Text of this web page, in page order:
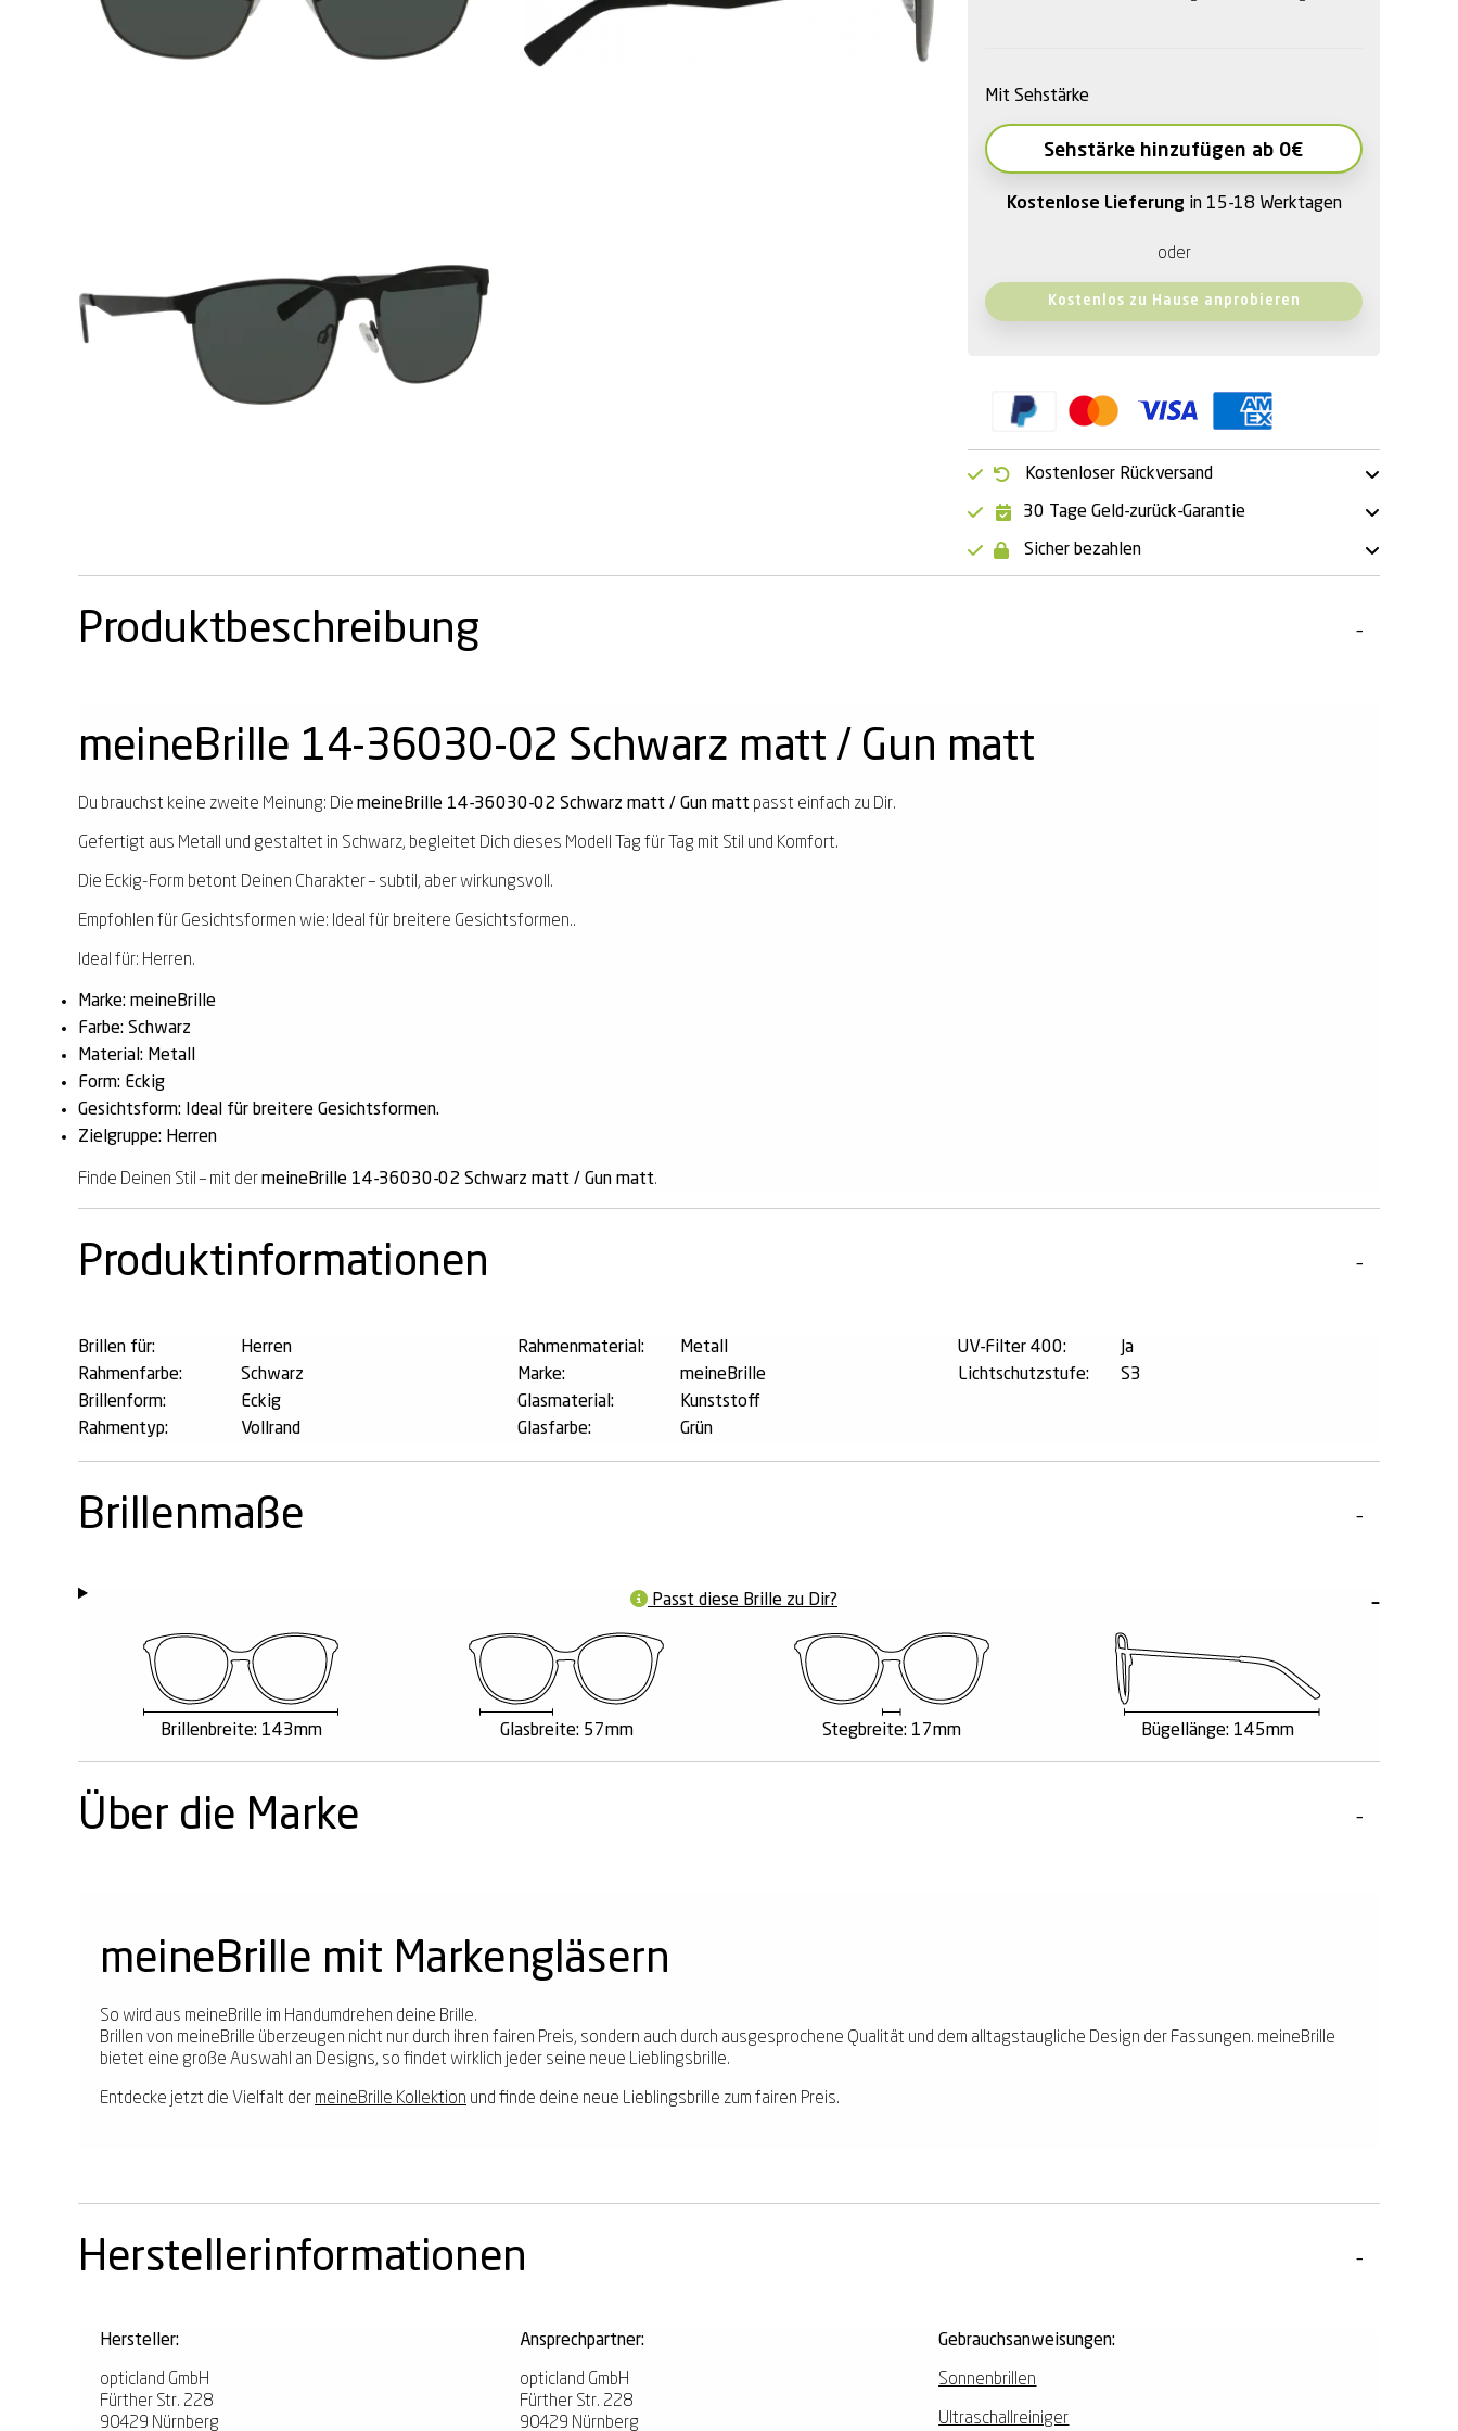
Mit Sehstärke
Sehstärke hinzufügen ab 0€
Kostenlose Lieferung in 15-18 Werktagen
oder
Kostenlos zu Hause anprobieren
Kostenloser Rückversand
30 Tage Geld-zurück-Garantie
Sicher bezahlen
Produktbeschreibung
meineBrille 14-36030-02 Schwarz matt / Gun matt
Du brauchst keine zweite Meinung: Die meineBrille 14-36030-02 Schwarz matt / Gun matt passt einfach zu Dir.
Gefertigt aus Metall und gestaltet in Schwarz, begleitet Dich dieses Modell Tag für Tag mit Stil und Komfort.
Die Eckig-Form betont Deinen Charakter – subtil, aber wirkungsvoll.
Empfohlen für Gesichtsformen wie: Ideal für breitere Gesichtsformen..
Ideal für: Herren.
Marke: meineBrille
Farbe: Schwarz
Material: Metall
Form: Eckig
Gesichtsform: Ideal für breitere Gesichtsformen.
Zielgruppe: Herren
Finde Deinen Stil – mit dermeineBrille 14-36030-02 Schwarz matt / Gun matt.
Produktinformationen
Brillen für:
Herren
Rahmenfarbe:
Schwarz
Brillenform:
Eckig
Rahmentyp:
Vollrand
Rahmenmaterial:
Metall
Marke:
meineBrille
Glasmaterial:
Kunststoff
Glasfarbe:
Grün
UV-Filter 400:
Ja
Lichtschutzstufe:
S3
Brillenmaße
Passt diese Brille zu Dir?
Brillenbreite: 143mm Glasbreite: 57mm Stegbreite: 17mm Bügellänge: 145mm
Über die Marke
meineBrille mit Markengläsern
So wird aus meineBrille im Handumdrehen deine Brille.
Brillen von meineBrille überzeugen nicht nur durch ihren fairen Preis, sondern auch durch ausgesprochene Qualität und dem alltagstaugliche Design der Fassungen. meineBrille
bietet eine große Auswahl an Designs, so findet wirklich jeder seine neue Lieblingsbrille.
Entdecke jetzt die Vielfalt der meineBrille Kollektion und finde deine neue Lieblingsbrille zum fairen Preis.
Herstellerinformationen
Hersteller:
opticland GmbH
Fürther Str. 228
90429 Nürnberg
Ansprechpartner:
opticland GmbH
Fürther Str. 228
90429 Nürnberg
Gebrauchsanweisungen:
Sonnenbrillen
Ultraschallreiniger